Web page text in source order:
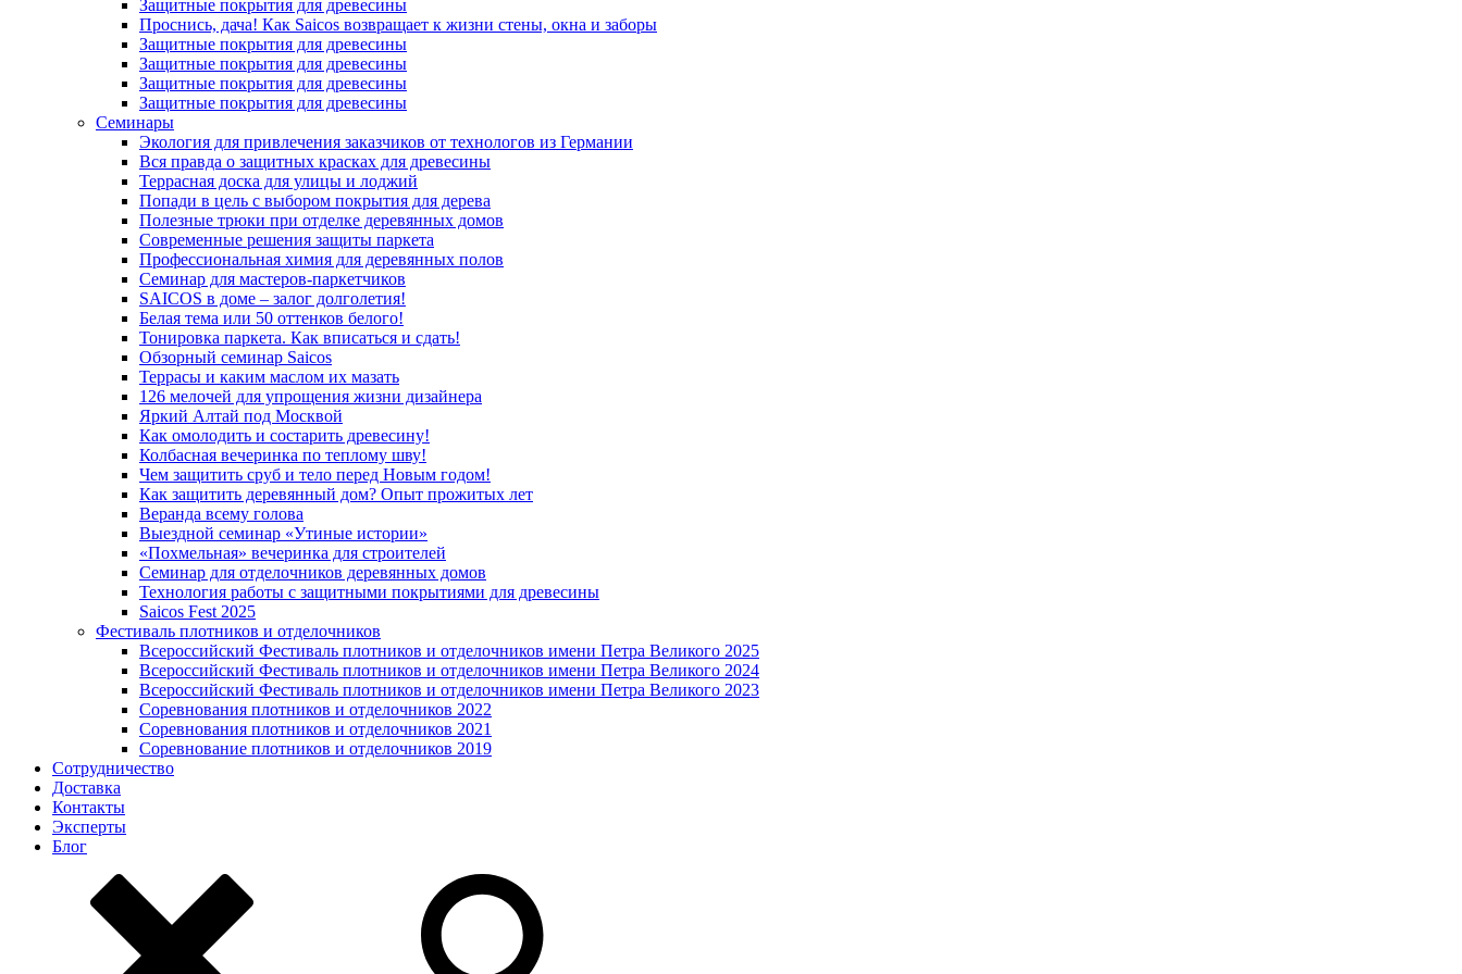
Защитные покрытия для древесины
Проснись, дача! Как Saicos возвращает к жизни стены, окна и заборы
Защитные покрытия для древесины
Защитные покрытия для древесины
Защитные покрытия для древесины
Защитные покрытия для древесины
Семинары
Экология для привлечения заказчиков от технологов из Германии
Вся правда о защитных красках для древесины
Террасная доска для улицы и лоджий
Попади в цель с выбором покрытия для дерева
Полезные трюки при отделке деревянных домов
Современные решения защиты паркета
Профессиональная химия для деревянных полов
Семинар для мастеров-паркетчиков
SAICOS в доме – залог долголетия!
Белая тема или 50 оттенков белого!
Тонировка паркета. Как вписаться и сдать!
Обзорный семинар Saicos
Террасы и каким маслом их мазать
126 мелочей для упрощения жизни дизайнера
Яркий Алтай под Москвой
Как омолодить и состарить древесину!
Колбасная вечеринка по теплому шву!
Чем защитить сруб и тело перед Новым годом!
Как защитить деревянный дом? Опыт прожитых лет
Веранда всему голова
Выездной семинар «Утиные истории»
«Похмельная» вечеринка для строителей
Семинар для отделочников деревянных домов
Технология работы с защитными покрытиями для древесины
Saicos Fest 2025
Фестиваль плотников и отделочников
Всероссийский Фестиваль плотников и отделочников имени Петра Великого 2025
Всероссийский Фестиваль плотников и отделочников имени Петра Великого 2024
Всероссийский Фестиваль плотников и отделочников имени Петра Великого 2023
Соревнования плотников и отделочников 2022
Соревнования плотников и отделочников 2021
Соревнование плотников и отделочников 2019
Сотрудничество
Доставка
Контакты
Эксперты
Блог